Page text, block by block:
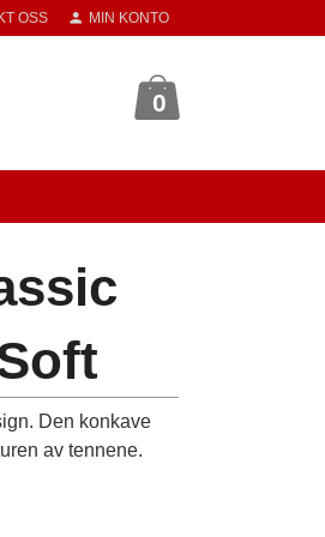
OSS MIN KONTO
0
Den konkave
av tennene.